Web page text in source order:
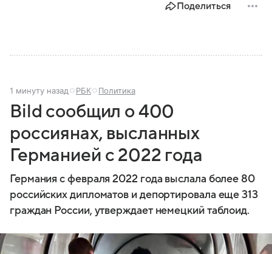
Поделиться
1 минуту назад РБК Политика
Bild сообщил о 400
россиянах, высланных
Германией с 2022 года
Германия с февраля 2022 года выслала более 80
российских дипломатов и депортировала еще 313
граждан России, утверждает немецкий таблоид.